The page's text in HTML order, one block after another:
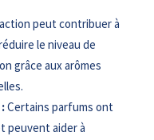
peut contribuer à
le niveau de
grâce aux arômes
Certains parfums ont
peuvent aider à